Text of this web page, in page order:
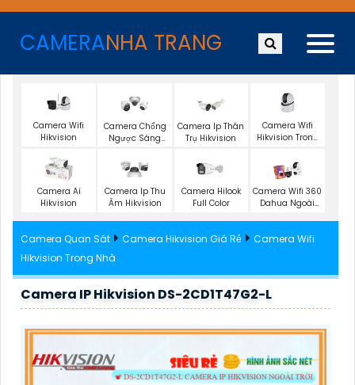
CAMERANHA TRANG
Camera Wifi
Hikvision
Camera Chống
Ngược Sáng
Camera Ip Thân
Trụ Hikvision
Camera Wifi
Hikvision Trong
Camera Ai
Hikvision
Camera Ip Thu
Âm Hikvision
Camera Hilook
Full Color
Camera Wifi 360
Dahua Ngoài
Camera Quan Sát Camera Hikvision Giá Rẻ
Camera Wifi
Hikvision Trong Nhà
Camera IP Hikvision DS-2CD1T47G2-L